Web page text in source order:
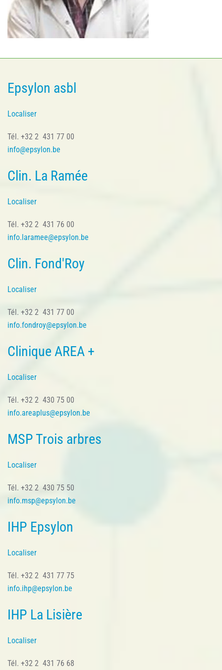
Epsylon asbl
Localiser
Tél. +32 2 431 77 00
info@epsylon.be
Clin. La Ramée
Localiser
Tél. +32 2 431 76 00
info.laramee@epsylon.be
Clin. Fond'Roy
Localiser
Tél. +32 2 431 77 00
info.fondroy@epsylon.be
Clinique AREA +
Localiser
Tél. +32 2 430 75 00
info.areaplus@epsylon.be
MSP Trois arbres
Localiser
Tél. +32 2 430 75 50
info.msp@epsylon.be
IHP Epsylon
Localiser
Tél. +32 2 431 77 75
info.ihp@epsylon.be
IHP La Lisière
Localiser
Tél. +32 2 431 76 68